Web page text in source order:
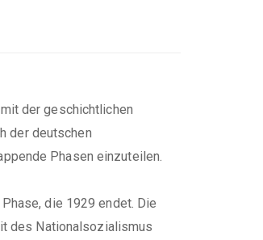
der geschichtlichen
der deutschen
Phasen einzuteilen.
die 1929 endet. Die
des Nationalsozialismus